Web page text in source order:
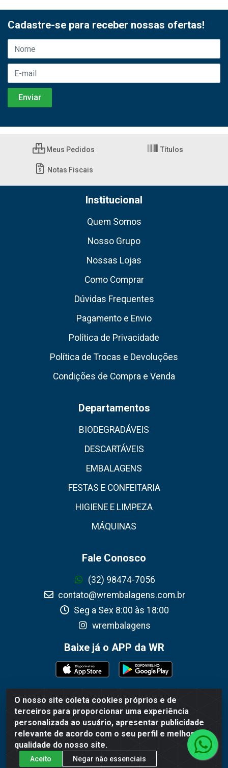
O nosso site coleta cookies próprios e de
terceiros para proporcionar uma experiência
personalizada ao usuário, apresentar publicidade
relevante de acordo com o seu perfil e melhorar a
qualidade do nosso site.
Aceito Negar não essenciais
Cadastre-se para receber nossas ofertas!
Meus Pedidos Títulos
Notas Fiscais
Institucional
Quem Somos
Nosso Grupo
Nossas Lojas
Como Comprar
Dúvidas Frequentes
Pagamento e Envio
Política de Privacidade
Política de Trocas e Devoluções
Condições de Compra e Venda
Departamentos
BIODEGRADÁVEIS
DESCARTÁVEIS
EMBALAGENS
FESTAS E CONFEITARIA
HIGIENE E LIMPEZA
MÁQUINAS
Fale Conosco
(32) 98474-7056
contato@wrembalagens.com.br
Seg a Sex 8:00 às 18:00
wrembalagens
Baixe já o APP da WR
WR Embalagens - R. Cel. Teodoro Gomes de Araújo, 1360 -
Grogotó - Barbacena / MG - CEP 36202-628 - CNPJ
02.692.206/0001-55